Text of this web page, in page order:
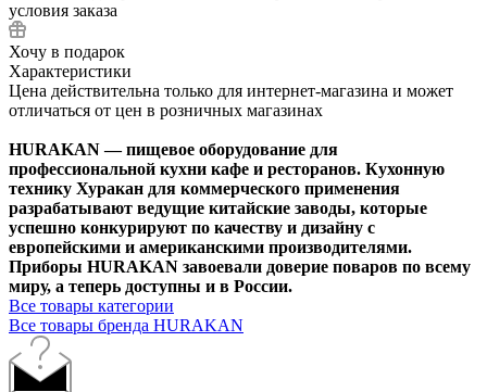
условия заказа
Хочу в подарок
Характеристики
Цена действительна только для интернет-магазина и может
отличаться от цен в розничных магазинах
HURAKAN — пищевое оборудование для
профессиональной кухни кафе и ресторанов. Кухонную
технику Хуракан для коммерческого применения
разрабатывают ведущие китайские заводы, которые
успешно конкурируют по качеству и дизайну с
европейскими и американскими производителями.
Приборы HURAKAN завоевали доверие поваров по всему
миру, а теперь доступны и в России.
Все товары категории
Все товары бренда HURAKAN